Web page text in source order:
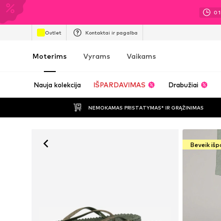
01
Outlet Kontaktai ir pagalba
Moterims Vyrams Vaikams
Nauja kolekcija IŠPARDAVIMAS Drabužiai
NEMOKAMAS PRISTATYMAS* IR GRĄŽINIMAS
Beveik